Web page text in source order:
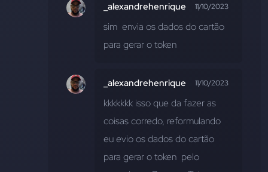
_alexandrehenrique 11/10/2023
sim  envia os dados do cartão
para gerar o token
_alexandrehenrique 11/10/2023
kkkkkkk isso que da fazer as
coisas corredo, reformulando
eu evio os dados do cartão
para gerar o token  pelo